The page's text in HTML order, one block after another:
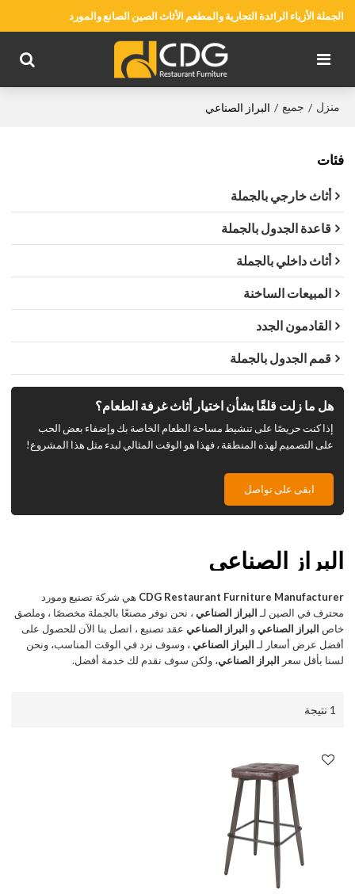
الجملة الأزياء الرائدة التجارية والمطعم الأثاث الصين الصانع والمورد
منزل / جميع / البراز الصناعي
فئات
أثاث خارجي بالجملة
قاعدة الجدول بالجملة
أثاث داخلي بالجملة
المبيعات الساخنة
القادمون الجدد
قمم الجدول بالجملة
هل ما زلت قلقًا بشأن اختيار أثاث غرفة الطعام؟
إذا كنت حريصًا على تنشيط مساحة الطعام الخاصة بك وإضفاء بعض الحب
على التصميم لهذه المنطقة ، فهذا هو الوقت المثالي لبدء مثل هذا المشروع!
ابقى على تواصل
البراز الصناعي
CDG Restaurant Furniture Manufacturer هي شركة تصنيع ومورد
محترف في الصين لـ البراز الصناعي ، نحن نوفر مصنعًا بالجملة مخصصًا ، وملصق
خاص البراز الصناعيو البراز الصناعي عقد تصنيع ، اتصل بنا الآن للحصول على
أفضل عرض أسعار لـ البراز الصناعي ، وسوف نرد في الوقت المناسب، ونحن
لسنا بأقل سعر البراز الصناعي، ولكن سوف نقدم لك خدمة أفضل.
1 نتيجة